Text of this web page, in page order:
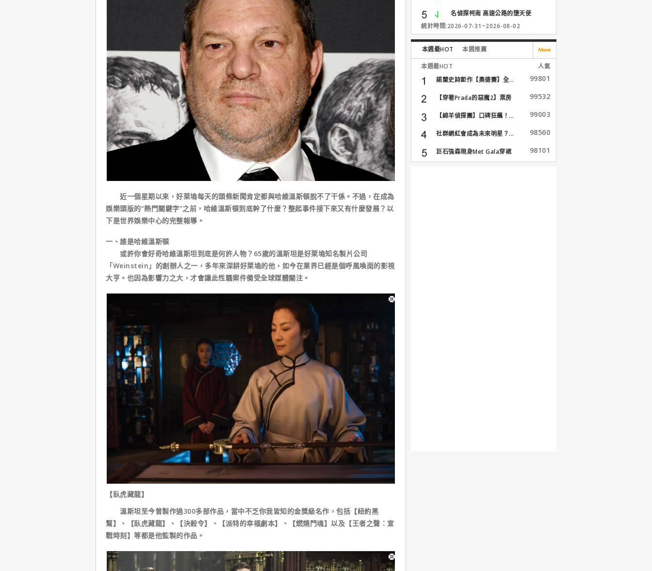
近一個星期以來，好萊塢每天的頭條新聞肯定都與哈維溫斯頓脫不了干係。不過，在成為
娛樂頭版的“熱門關鍵字”之前，哈維溫斯頓到底幹了什麼？整起事件接下來又有什麼發展？以
下是世界娛樂中心的完整報導。
一、誰是哈維溫斯頓
或許你會好奇哈維溫斯坦到底是何許人物？65歲的溫斯坦是好萊塢知名製片公司
「Weinstein」的創辦人之一，多年來深耕好萊塢的他，如今在業界已經是個呼風喚雨的影視
大亨。也因為影響力之大，才會讓此性騷案件備受全球媒體關注。
【臥虎藏龍】
溫斯坦至今曾製作過300多部作品，當中不乏你我皆知的金獎級名作，包括【紐約黑
幫】、【臥虎藏龍】、【決殺令】、【派特的幸福劇本】、【燃燒鬥魂】以及【王者之聲：宣
戰時刻】等都是他監製的作品。
名偵探柯南 高速公路的墮天使
統計時間:2026-07-31~2026-08-02
本週最HOT 本週推薦
本週最HOT
人氣
諾蘭史詩鉅作【奧德賽】全...
99801
【穿著Prada的惡魔2】票房
99532
【綿羊偵探團】口碑狂飆！... 99003
社群網紅會成為未來明星？... 98560
巨石強森現身Met Gala穿裙
子...
98101